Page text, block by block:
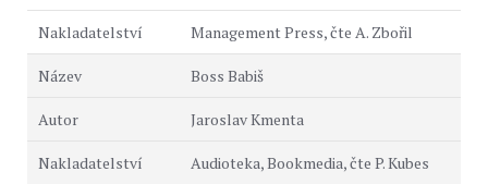
Management Press, čte A. Zbořil
Boss Babiš
Jaroslav Kmenta
Audioteka, Bookmedia, čte P. Kubes